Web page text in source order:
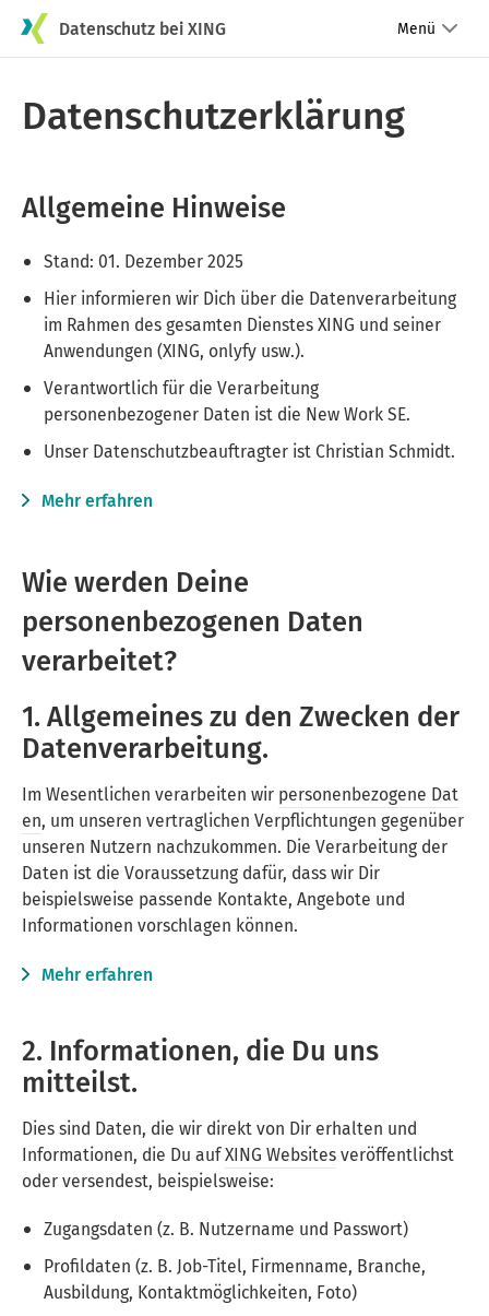
Datenschutz bei XING Menü
Datenschutzerklärung
Allgemeine Hinweise
Stand: 01. Dezember 2025
Hier informieren wir Dich über die Datenverarbeitung
im Rahmen des gesamten Dienstes XING und seiner
Anwendungen (XING, onlyfy usw.).
Verantwortlich für die Verarbeitung
personenbezogener Daten ist die New Work SE.
Unser Datenschutzbeauftragter ist Christian Schmidt.
Mehr erfahren
Wie werden Deine
personenbezogenen Daten
verarbeitet?
1. Allgemeines zu den Zwecken der
Datenverarbeitung.
Im Wesentlichen verarbeiten wir personenbezogene Dat
en, um unseren vertraglichen Verpflichtungen gegenüber
unseren Nutzern nachzukommen. Die Verarbeitung der
Daten ist die Voraussetzung dafür, dass wir Dir
beispielsweise passende Kontakte, Angebote und
Informationen vorschlagen können.
Mehr erfahren
2. Informationen, die Du uns
mitteilst.
Dies sind Daten, die wir direkt von Dir erhalten und
Informationen, die Du aufXING Websitesveröffentlichst
oder versendest, beispielsweise:
Zugangsdaten (z. B. Nutzername und Passwort)
Profildaten (z. B. Job-Titel, Firmenname, Branche,
Ausbildung, Kontaktmöglichkeiten, Foto)